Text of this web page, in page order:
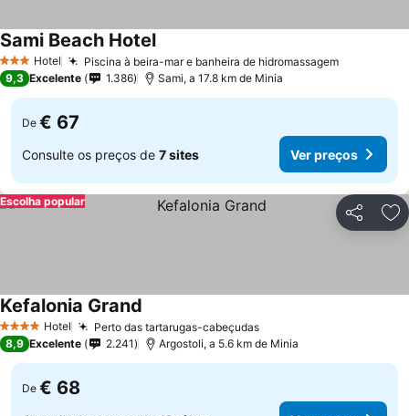
3 EstrelasHotel Piscina à beira-mar e banheira de hidromassagemVer
Sami Beach HotelVer preços
9,3 Excelente 1.386 Sami, a 17.8 km de Minia
De € 67
Consulte os preços de 7 sites Ver preços
Partilhar
Escolha popular
4 EstrelasHotel Perto das tartarugas-cabeçudasVer preços
Kefalonia Grand
8,9 Excelente 2.241 Argostoli, a 5.6 km de Minia
De € 68